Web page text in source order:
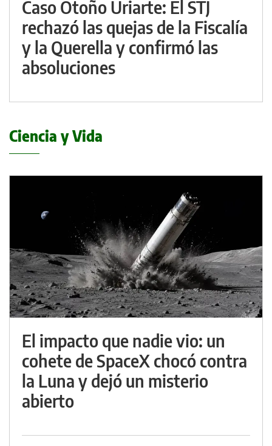
Caso Otoño Uriarte: El STJ
rechazó las quejas de la Fiscalía
y la Querella y confirmó las
absoluciones
Ciencia y Vida
El impacto que nadie vio: un
cohete de SpaceX chocó contra
la Luna y dejó un misterio
abierto